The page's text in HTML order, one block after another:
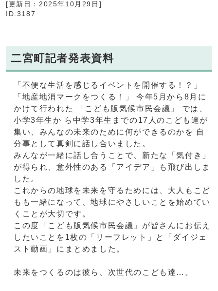
[更新日：2025年10月29日]
ID:3187
二宮町記者発表資料
「不便な生活を感じるイベントを開催する！？」
「地産地消マークをつくる！」 今年5月から8月に
かけて行われた 「こども版気候市民会議」 では、
小学3年生か ら中学3年生までの17人のこども達が
集い、みんなの未来のために何ができるのかを 自
分事として真剣に話し合いました。
みんなが一緒に話し合うことで、新たな「気付き」
が得られ、意外性のある「アイデア」も飛び出しま
した。
これからの地球を未来を守るためには、大人もこど
もも一緒になって、地球にやさしいことを始めてい
くことが大切です。
この度「こども版気候市民会議」が皆さんにお伝え
したいことを1枚の「リーフレット」と「ダイジェ
スト動画」にまとめました。
未来をつくるのは彼ら、次世代のこども達…。